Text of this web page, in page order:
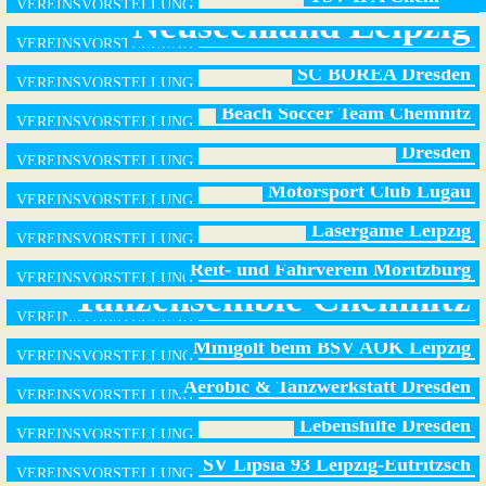
Neuseenland Leipzig
SC BOREA Dresden
Beach Soccer Team Chemnitz
Kunstradfahren beim Eisenbahner Sportverein
Dresden
Motorsport Club Lugau
Lasergame Leipzig
Reit- und Fahrverein Moritzburg
Tanzensemble Chemnitz
Minigolf beim BSV AOK Leipzig
Aerobic & Tanzwerkstatt Dresden
Lebenshilfe Dresden
SV Lipsia 93 Leipzig-Eutritzsch